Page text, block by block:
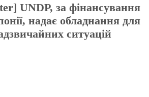
UNDP, за фінансування
надає обладнання для
ситуацій